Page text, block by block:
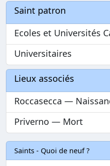
Saint patron
Ecoles et Universités
Universitaires
Lieux associés
Roccasecca —
Priverno — Mort
Saints - Quoi de neuf ?